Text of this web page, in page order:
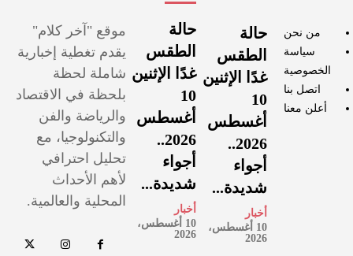
من نحن
سياسة
الخصوصية
اتصل بنا
أعلن معنا
حالة
الطقس
غدًا الإثنين
10
أغسطس
2026..
أجواء
شديدة...
أخبار
10 أغسطس،
2026
حالة
الطقس
غدًا الإثنين
10
أغسطس
2026..
أجواء
شديدة...
أخبار
10 أغسطس،
2026
موقع "آخر كلام"
يقدم تغطية إخبارية
شاملة لحظة
بلحظة في الاقتصاد
والرياضة والفن
والتكنولوجيا، مع
تحليل احترافي
لأهم الأحداث
المحلية والعالمية.